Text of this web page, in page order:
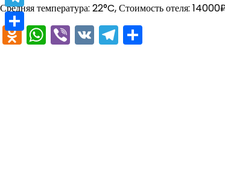
Средняя температура: 22°C, Стоимость отеля:
Odnoklassniki
WhatsApp
Viber
VKTelegram
Telegram
Отправить